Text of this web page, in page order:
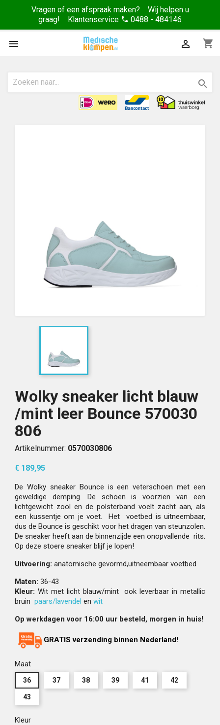
Vragen of een afspraak maken? Wij helpen u
graag! Klantenservice phone 0488 - 484146
 shopping_cart


Wolky sneaker licht blauw
/mint leer Bounce 570030
806
Artikelnummer: 0570030806
€ 189,95
De Wolky sneaker Bounce is een veterschoen met een
geweldige demping. De schoen is voorzien van een
lichtgewicht zool en de polsterband voelt zacht aan, als
een kussentje om je voet. Het voetbed is uitneembaar,
dus de Bounce is geschikt voor het dragen van steunzolen.
De sneaker heeft aan de binnenzijde een onopvallende rits.
Op deze stoere sneaker blijf je lopen!
Uitvoering: anatomische gevormd,uitneembaar voetbed
Maten: 36-43
Kleur: Wit met licht blauw/mint ook leverbaar in metallic
bruin paars/lavendel en wit
Op werkdagen voor 16:00 uur besteld, morgen in huis!
GRATIS verzending binnen Nederland!
Maat
36 37 38 39 41 42
43
Kleur